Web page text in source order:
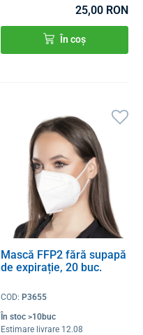
25,00 RON
În coș
Mască FFP2 fără supapă
de expirație, 20 buc.
COD:P3655
În stoc >10buc
Estimare livrare 12.08